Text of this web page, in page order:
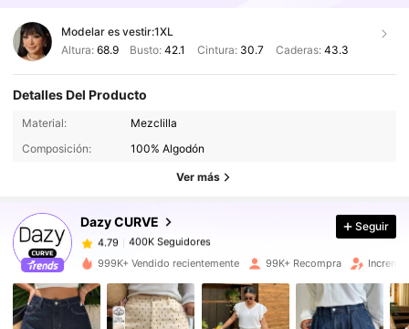
Modelar es vestir:1XL
Altura: 68.9 Busto:42.1 Cintura: 30.7 Caderas: 43.3
Detalles Del Producto
Material:
Mezclilla
Composición:
100% Algodón
Ver más
Dazy CURVE
400K Seguidores
4.79
400K Seguidores
t***8
pagó Hace 1 día
4.79 400K Seguidores
Seguir
999K+ Vendido recientemente 99K+ Recompra